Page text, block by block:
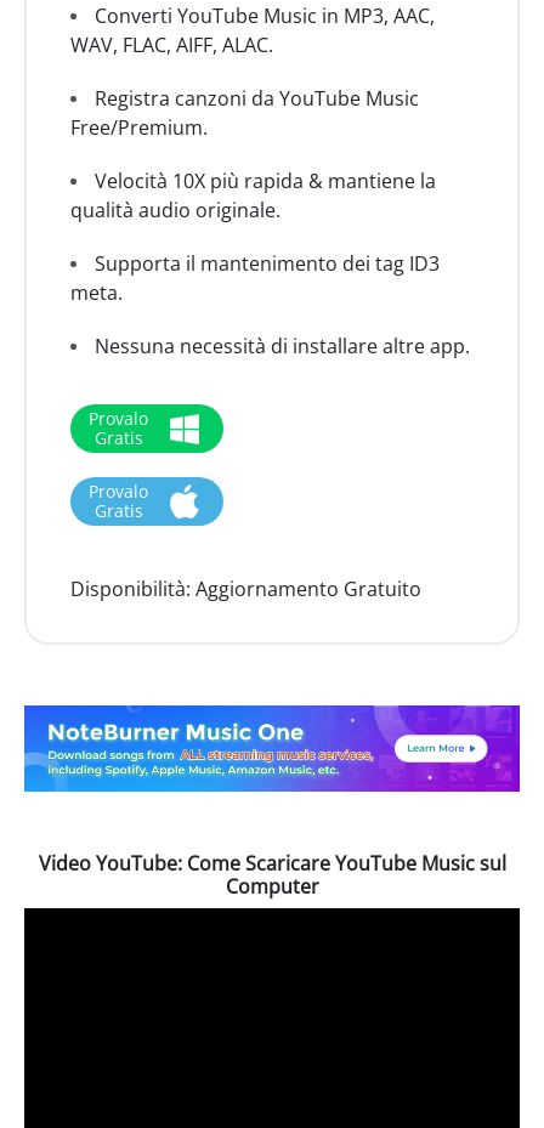
Converti YouTube Music in MP3, AAC,
WAV, FLAC, AIFF, ALAC.
Registra canzoni da YouTube Music
Free/Premium.
Velocità 10X più rapida & mantiene la
qualità audio originale.
Supporta il mantenimento dei tag ID3
meta.
Nessuna necessità di installare altre app.
Provalo
Gratis
Provalo
Gratis
Disponibilità: Aggiornamento Gratuito
Video YouTube: Come Scaricare YouTube Music sul
Computer